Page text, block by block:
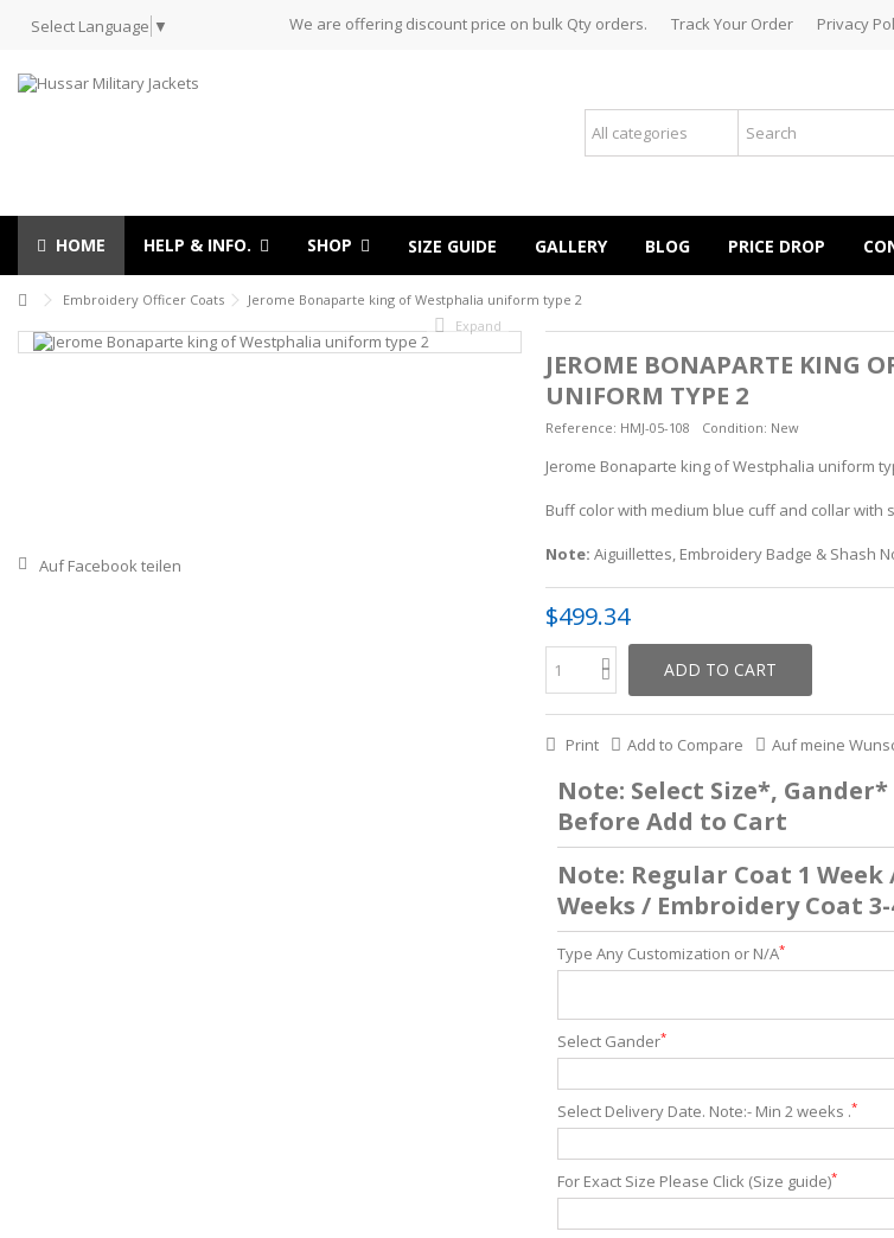
Select Language ▼ We are offering discount price on bulk Qty orders. Track Your Order Privacy
HOME HELP & INFO. SHOP SIZE GUIDE GALLERY BLOG PRICE DROP
Embroidery Officer Coats
Jerome Bonaparte king of Westphalia uniform type 2
Expand
Auf Facebook teilen
JEROME BONAPARTE KING
UNIFORM TYPE 2
Reference: HMJ-05-108 Condition: New
Jerome Bonaparte king of Westphalia uniform
Buff color with medium blue cuff and collar with
Note: Aiguillettes, Embroidery Badge & Shash
$499.34
ADD TO CART
Print Add to Compare Auf meine
Note: Select Size*,
Before Add to Cart
Note: Regular Coat 1
Weeks / Embroidery Coat 3-
Type Any Customization or N/A*
Select Gander*
Select Delivery Date. Note:- Min 2 weeks .*
For Exact Size Please Click (Size guide)*